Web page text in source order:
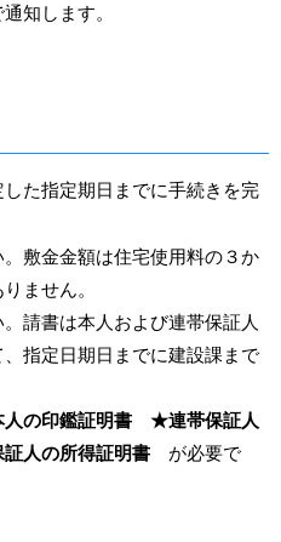
知します。
た指定期日までに手続きを完
敷金金額は住宅使用料の３か
ません。
請書は本人および連帯保証人
指定日期日までに建設課まで
の印鑑証明書 ★連帯保証人
人の所得証明書 が必要で